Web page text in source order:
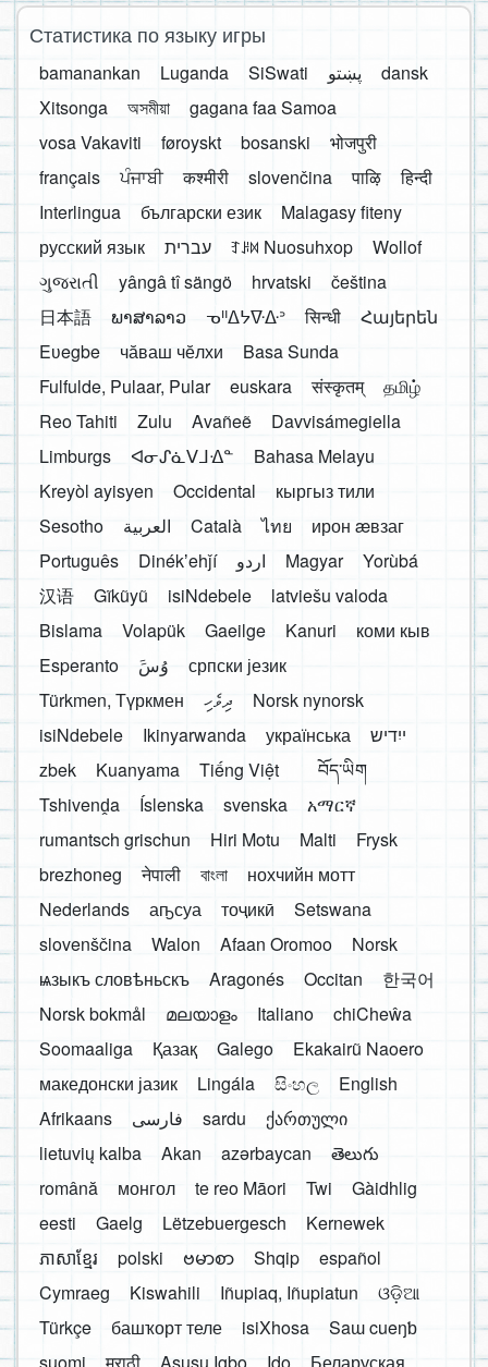
Статистика по языку игры
bamanankan Luganda SiSwati پښتو
dansk
Xitsonga
অসমীয়া
gagana faa Samoa
vosa Vakaviti
føroyskt bosanski
भोजपुरी
français
ਪੰਜਾਬੀ कश्मीरी slovenčina पाऴि
हिन्दी
Interlingua
български език
Malagasy fiteny
русский язык
עברית ꆈꌠ꒿ Nuosuhxop
Wollof
ગુજરાતી
yângâ tî sängö hrvatski
čeština
日本語
ພາສາລາວ ᓀᐦᐃᔭᐍᐏᐣ सिन्धी
Հայերեն
Eʋegbe
чӑваш чӗлхи
Basa Sunda
Fulfulde, Pulaar, Pular
euskara संस्कृतम्
தமிழ்
Reo Tahiti
Zulu Avañeẽ
Davvisámegiella
Limburgs
ᐊᓂᔑᓈᐯᒧᐎᓐ
Bahasa Melayu
Kreyòl ayisyen
Occidental
кыргыз тили
Sesotho
العربية Català ไทย
ирон æвзаг
Português
Dinékʼehǰí اردو Magyar
Yorùbá
汉语
Gĩkũyũ isiNdebele
latviešu valoda
Bislama
Volapük Gaeilge Kanuri
коми кыв
Esperanto
َوُسَ
српски језик
Türkmen, Түркмен
ދިވެހި
Norsk nynorsk
isiNdebele
Ikinyarwanda українська
ייִדיש
zbek
Kuanyama Tiếng Việt
བོད་ཡིག
Tshivenḓa
Íslenska svenska
አማርኛ
rumantsch grischun
Hiri Motu Malti
Frysk
brezhoneg
नेपाली বাংলা
нохчийн мотт
Nederlands
аҧсуа тоҷикӣ
Setswana
slovenščina
Walon Afaan Oromoo
Norsk
ѩзыкъ словѣньскъ
Aragonés Occitan
한국어
Norsk bokmål
മലയാളം Italiano
chiCheŵa
Soomaaliga
Қазақ Galego
Ekakairũ Naoero
македонски јазик
Lingála සිංහල
English
Afrikaans
فارسی sardu
ქართული
lietuvių kalba
Akan azərbaycan
తెలుగు
română
монгол te reo Māori Twi
Gàidhlig
eesti
Gaelg Lëtzebuergesch
Kernewek
ភាសាខ្មែរ
polski ဗမာစာ Shqip
español
Cymraeg
Kiswahili Iñupiaq, Iñupiatun
ଓଡ଼ିଆ
Türkçe
башҡорт теле isiXhosa
Saɯ cueŋƅ
suomi
मराठी Asụsụ Igbo Ido
Беларуская